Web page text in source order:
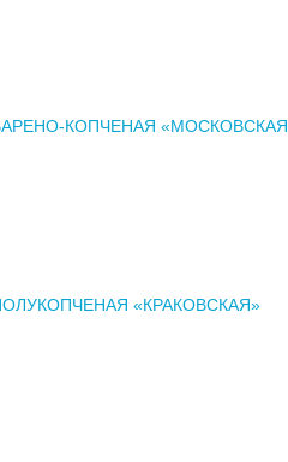
КОПЧЕНАЯ
«КРАКОВСКАЯ»